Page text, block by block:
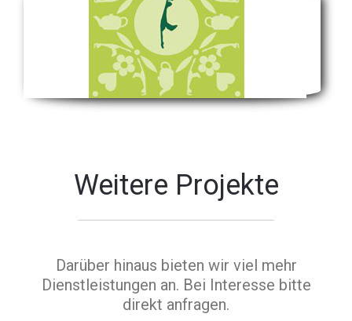
Weitere Projekte
Darüber hinaus bieten wir viel mehr
Dienstleistungen an. Bei Interesse bitte
direkt anfragen.